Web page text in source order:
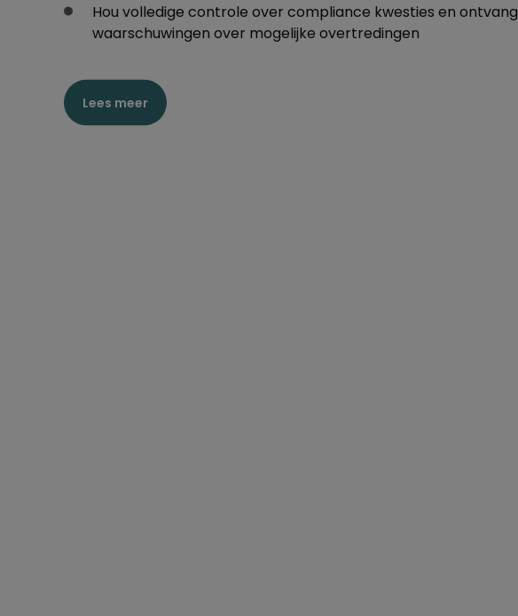
Hou volledige controle over compliance kwesties en ontvang
waarschuwingen over mogelijke overtredingen
Lees meer